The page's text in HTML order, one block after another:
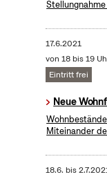
17.6.2021
von 18 bis 19
Eintritt frei
Neue
Miteinander
18.6. bis